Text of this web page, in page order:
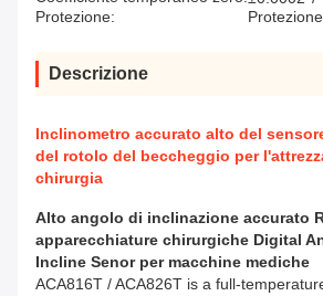
Protezione:
Descrizione
Inclinometro accurato alto del
del rotolo del beccheggio per
chirurgia
Alto angolo di inclinazione accurato
apparecchiature chirurgiche Digital
Incline Senor per macchine mediche
ACA816T / ACA826T is a full-